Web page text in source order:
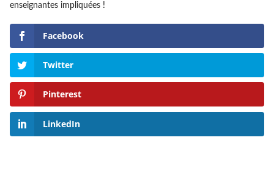
enseignantes impliquées !
Facebook
Twitter
Pinterest
LinkedIn